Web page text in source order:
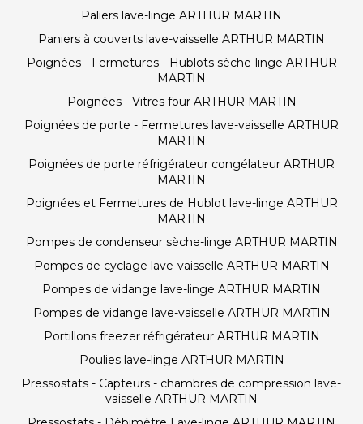
Paliers lave-linge ARTHUR MARTIN
Paniers à couverts lave-vaisselle ARTHUR MARTIN
Poignées - Fermetures - Hublots sèche-linge ARTHUR
MARTIN
Poignées - Vitres four ARTHUR MARTIN
Poignées de porte - Fermetures lave-vaisselle ARTHUR
MARTIN
Poignées de porte réfrigérateur congélateur ARTHUR
MARTIN
Poignées et Fermetures de Hublot lave-linge ARTHUR
MARTIN
Pompes de condenseur sèche-linge ARTHUR MARTIN
Pompes de cyclage lave-vaisselle ARTHUR MARTIN
Pompes de vidange lave-linge ARTHUR MARTIN
Pompes de vidange lave-vaisselle ARTHUR MARTIN
Portillons freezer réfrigérateur ARTHUR MARTIN
Poulies lave-linge ARTHUR MARTIN
Pressostats - Capteurs - chambres de compression lave-
vaisselle ARTHUR MARTIN